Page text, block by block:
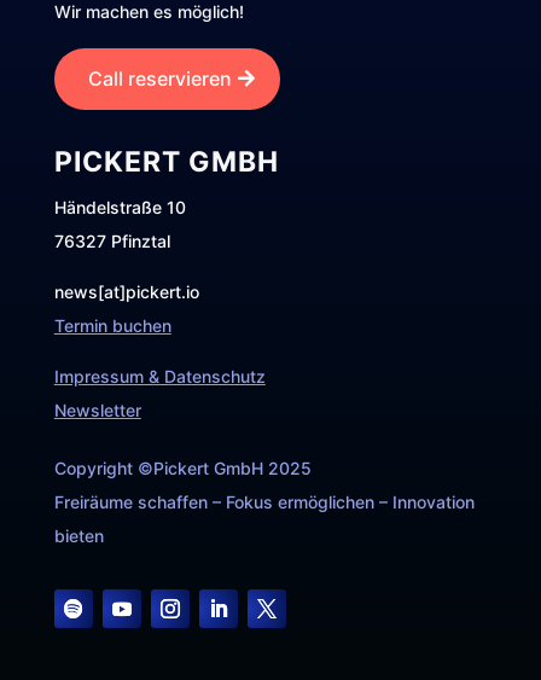
Wir machen es möglich!
Call reservieren
PICKERT GMBH
Händelstraße 10
76327 Pfinztal
news[at]pickert.io
Termin buchen
Impressum & Datenschutz
Newsletter
Copyright ©Pickert GmbH 2025
Freiräume schaffen – Fokus ermöglichen – Innovation
bieten